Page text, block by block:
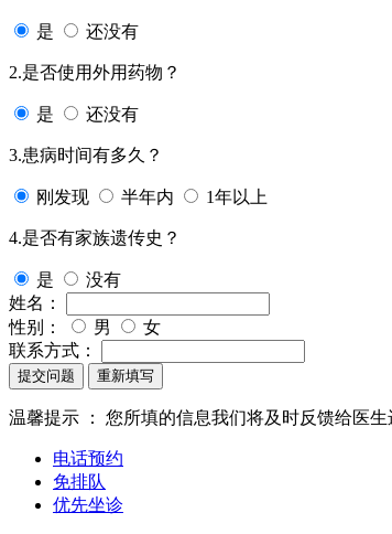
是 还没有
2.是否使用外用药物？
是 还没有
3.患病时间有多久？
刚发现 半年内 1年以上
4.是否有家族遗传史？
是
没有
姓名：
性别：
男
女
联系方式：
提交问题 重新填写
温馨提示 ： 您所填的信息我们将及时反馈给医
电话预约
免排队
优先坐诊